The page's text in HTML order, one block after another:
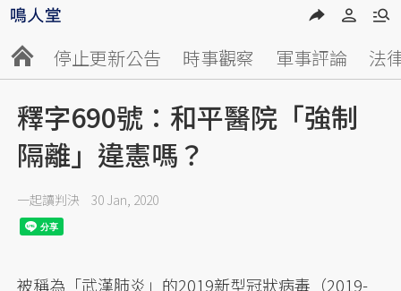
停止更新公告 時事觀察 軍事評論 法
釋字690號：和平醫院「強制
隔離」違憲嗎？
一起讀判決 30 Jan, 2020
被稱為「武漢肺炎」的2019新型冠狀病毒（2019-